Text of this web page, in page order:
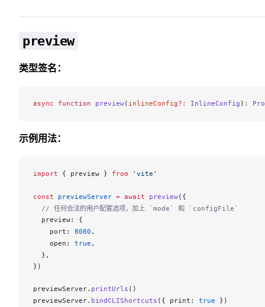
preview
类型签名：
async function preview( inlineConfig?: InlineConfig ) :
示例用法：
import { preview } from 'vite'
const previewServer = await preview({
  // 任何合法的用户配置选项，加上 `mode` 和 `configFile`
preview: {
port : 8080 ,
open : true ,
  },
})
previewServer. printUrls ()
previewServer. bindCLIShortcuts ({ print : true })